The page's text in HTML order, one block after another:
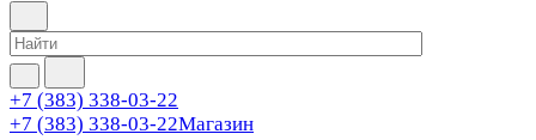
+7 (383) 338-03-22
+7 (383) 338-03-22Магазин